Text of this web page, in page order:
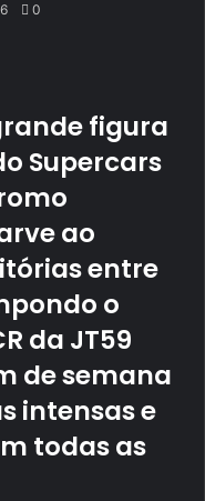
0
figura
Supercars
ao
entre
o
da JT59
de semana
intensas e
todas as